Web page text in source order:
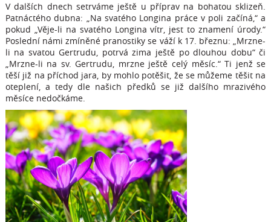
V dalších dnech setrváme ještě u příprav na bohatou sklizeň.
Patnáctého dubna: „Na svatého Longina práce v poli začíná,“ a
pokud „Věje-li na svatého Longina vítr, jest to znamení úrody.“
Poslední námi zmíněné pranostiky se váží k 17. březnu: „Mrzne-
li na svatou Gertrudu, potrvá zima ještě po dlouhou dobu“ či
„Mrzne-li na sv. Gertrudu, mrzne ještě celý měsíc.“ Ti jenž se
těší již na příchod jara, by mohlo potěšit, že se můžeme těšit na
oteplení, a tedy dle našich předků se již dalšího mrazivého
měsíce nedočkáme.